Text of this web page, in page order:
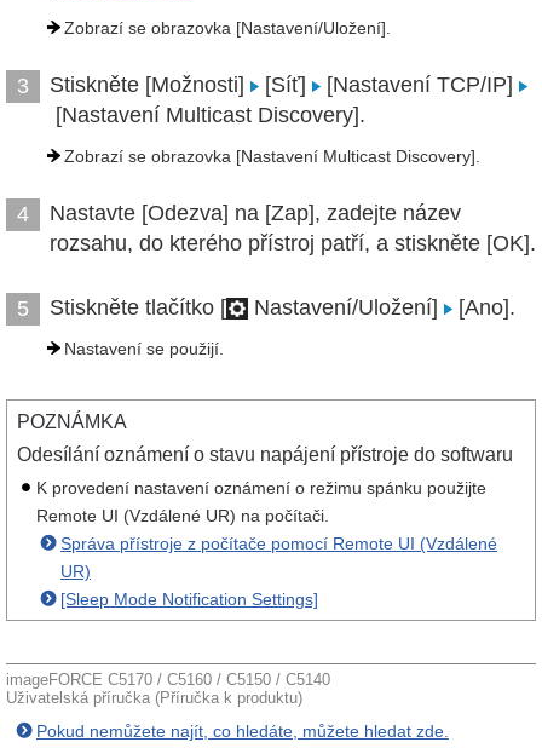
Zobrazí se obrazovka [Nastavení/Uložení].
3 Stiskněte [Možnosti] [Síť]
[Nastavení TCP/IP]
[Nastavení Multicast Discovery].
Zobrazí se obrazovka [Nastavení Multicast Discovery].
4
Nastavte [Odezva] na [Zap], zadejte název
rozsahu, do kterého přístroj patří, a stiskněte [OK].
5 Stiskněte tlačítko [ Nastavení/Uložení] [Ano].
Nastavení se použijí.
POZNÁMKA
Odesílání oznámení o stavu napájení přístroje do softwaru
K provedení nastavení oznámení o režimu spánku použijte
Remote UI (Vzdálené UR) na počítači.
Správa přístroje z počítače pomocí Remote UI (Vzdálené
UR)
[Sleep Mode Notification Settings]
imageFORCE C5170 / C5160 / C5150 / C5140
Uživatelská příručka (Příručka k produktu)
Pokud nemůžete najít, co hledáte, můžete hledat zde.